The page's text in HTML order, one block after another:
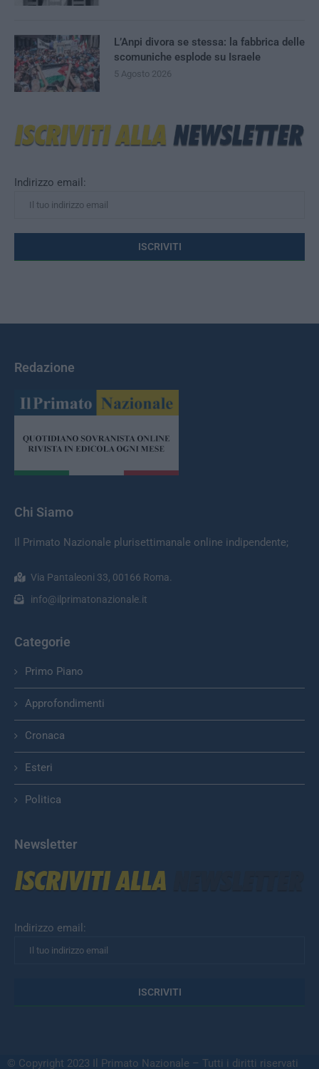
Indirizzo email:
L’Anpi divora se stessa: la fabbrica delle
scomuniche esplode su Israele
5 Agosto 2026
Redazione
Chi Siamo
Il Primato Nazionale plurisettimanale online indipendente;
Via Pantaleoni 33, 00166 Roma.
info@ilprimatonazionale.it
Categorie
Primo Piano
Approfondimenti
Cronaca
Esteri
Politica
Newsletter
Indirizzo email:
© Copyright 2023 Il Primato Nazionale – Tutti i diritti riservati